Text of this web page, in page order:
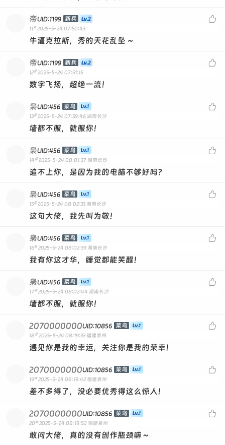

帝UID:1199 新兵
11# 2025-5-24 07:50:43
牛逼克拉斯，秀的天花乱坠 ~

帝UID:1199 新兵
12# 2025-5-24 07:51:15
数字飞扬，超绝一流！

枭UID:456 菜鸟
13# 2025-5-24 07:59:46 湖南长沙
墙都不服，就服你！

枭UID:456 菜鸟
14 # 2025-5-24 08:01:37 湖南长沙
追不上你，是因为我的电脑不够好吗？

枭UID:456 菜鸟
15# 2025-5-24 08:02:33 湖南长沙
这句大佬，我先叫为敬！

枭UID:456 菜鸟
16# 2025-5-24 08:02:39 湖南长沙
我有你这才华，睡觉都能笑醒！

枭UID:456 菜鸟
17# 2025-5-24 08:02:44 湖南长沙
墙都不服，就服你！

2070000000UID:10856 菜鸟
18 # 2025-5-24 08:19:33 福建泉州
遇见你是我的幸运，关注你是我的荣幸！

2070000000UID:10856 菜鸟
19# 2025-5-24 08:19:42 福建泉州
差不多得了，没必要优秀得这么惊人！

2070000000UID:10856 菜鸟
20 # 2025-5-24 08:19:50 福建泉州
敢问大佬，真的没有创作瓶颈嘛～